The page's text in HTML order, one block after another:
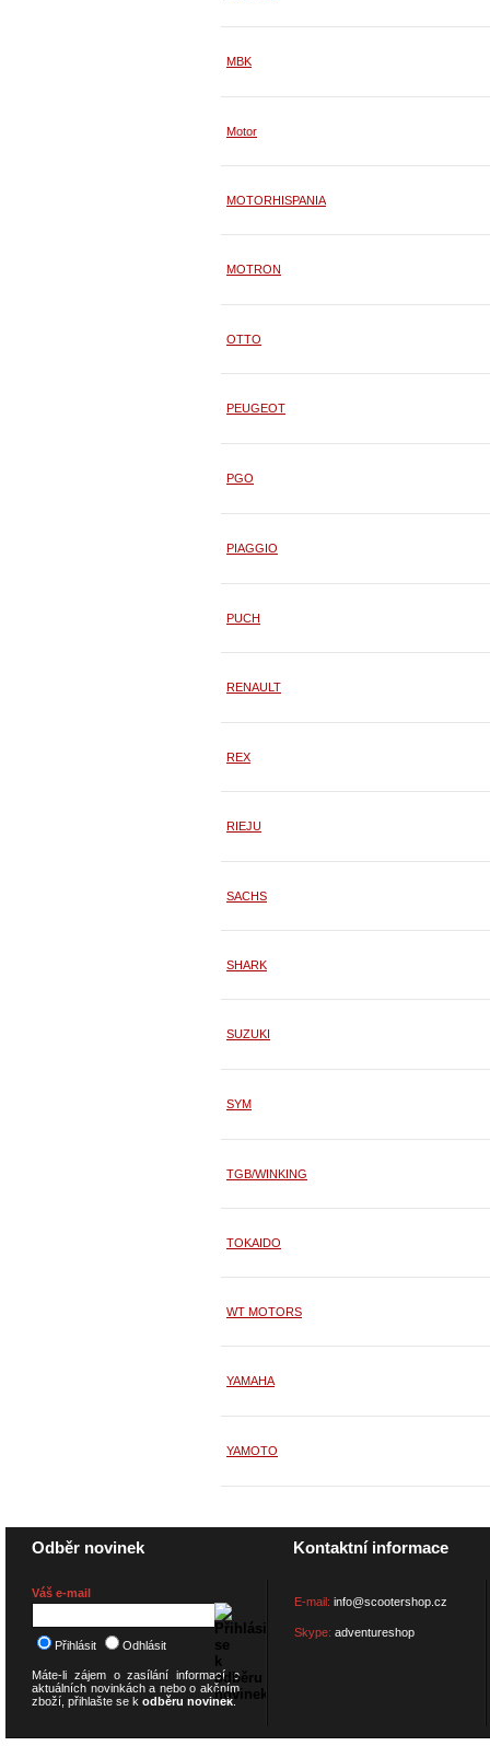
MBK
Motor
MOTORHISPANIA
MOTRON
OTTO
PEUGEOT
PGO
PIAGGIO
PUCH
RENAULT
REX
RIEJU
SACHS
SHARK
SUZUKI
SYM
TGB/WINKING
TOKAIDO
WT MOTORS
YAMAHA
YAMOTO
Odběr novinek
Váš e-mail
Přihlásit Odhlásit
Máte-li zájem o zasílání informací o
aktuálních novinkách a nebo o akčním
zboží, přihlašte se k odběru novinek.
Kontaktní informace
E-mail: info@scootershop.cz
Skype: adventureshop